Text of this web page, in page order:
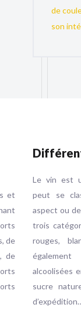
de
son
et
de
de
Le vin est
peut se
aspect ou
trois
rouges,
alcoolisées
sucre